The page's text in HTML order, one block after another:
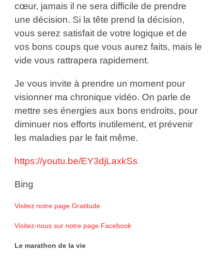
cœur, jamais il ne sera difficile de prendre
une décision. Si la tête prend la décision,
vous serez satisfait de votre logique et de
vos bons coups que vous aurez faits, mais le
vide vous rattrapera rapidement.
Je vous invite à prendre un moment pour
visionner ma chronique vidéo. On parle de
mettre ses énergies aux bons endroits, pour
diminuer nos efforts inutilement, et prévenir
les maladies par le fait même.
https://youtu.be/EY3djLaxkSs
Bing
Visitez notre page Gratitude
Visitez-nous sur notre page Facebook
Le marathon de la vie